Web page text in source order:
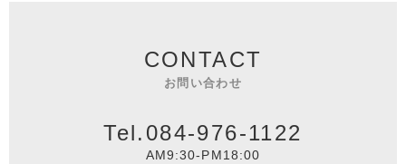
CONTACT
お問い合わせ
Tel.084-976-1122
AM9:30-PM18:00